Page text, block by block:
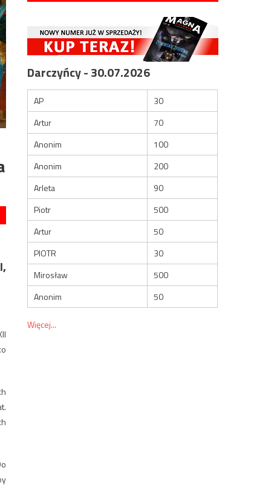
Darczyńcy - 30.07.2026
AP
30
Artur
70
Anonim
100
Anonim
200
Arleta
90
Piotr
500
Artur
50
PIOTR
30
Mirosław
500
Anonim
50
Więcej...